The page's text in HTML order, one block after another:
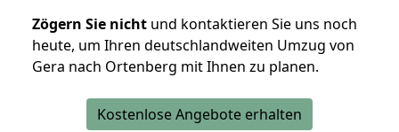
Zögern Sie nicht und kontaktieren Sie uns noch
heute, um Ihren deutschlandweiten Umzug von
Gera nach Ortenberg mit Ihnen zu planen.
Kostenlose Angebote erhalten